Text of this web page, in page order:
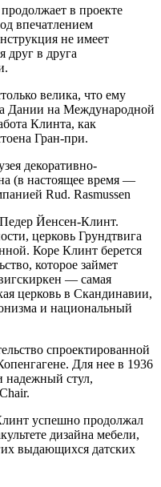
в проекте
впечатлением
не имеет
друг в друга
велика, что ему
Дании на Международной
Клинта, как
Гран-при.
декоративно-
(в настоящее время —
Rud. Rasmussen
Йенсен-Клинт.
церковь Грундтвига
Коре Клинт берется
которое займет
— самая
церковь в Скандинавии,
и национальный
спроектированной
Для нее в 1936
надежный стул,
успешно продолжал
дизайна мебели,
выдающихся датских